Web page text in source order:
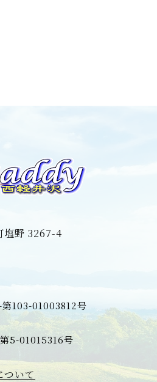
塩野 3267-4
103-01003812号
5-01015316号
ついて